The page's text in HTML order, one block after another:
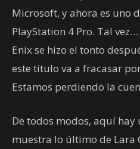
Microsoft, y ahora es uno
PlayStation 4 Pro. Tal
Enix se hizo el tonto
este título va a fracasar
Estamos perdiendo la
De todos modos, aquí hay
muestra lo último de Lara